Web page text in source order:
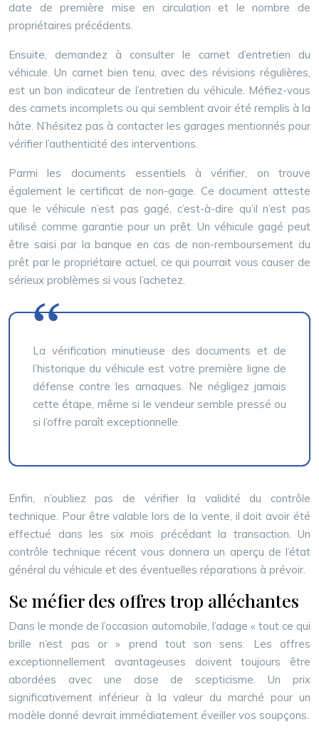
date de première mise en circulation et le nombre de
propriétaires précédents.
Ensuite, demandez à consulter le carnet d’entretien du
véhicule. Un carnet bien tenu, avec des révisions régulières,
est un bon indicateur de l’entretien du véhicule. Méfiez-vous
des carnets incomplets ou qui semblent avoir été remplis à la
hâte. N’hésitez pas à contacter les garages mentionnés pour
vérifier l’authenticité des interventions.
Parmi les documents essentiels à vérifier, on trouve
également le certificat de non-gage. Ce document atteste
que le véhicule n’est pas gagé, c’est-à-dire qu’il n’est pas
utilisé comme garantie pour un prêt. Un véhicule gagé peut
être saisi par la banque en cas de non-remboursement du
prêt par le propriétaire actuel, ce qui pourrait vous causer de
sérieux problèmes si vous l’achetez.
La vérification minutieuse des documents et de
l’historique du véhicule est votre première ligne de
défense contre les arnaques. Ne négligez jamais
cette étape, même si le vendeur semble pressé ou
si l’offre paraît exceptionnelle.
Enfin, n’oubliez pas de vérifier la validité du contrôle
technique. Pour être valable lors de la vente, il doit avoir été
effectué dans les six mois précédant la transaction. Un
contrôle technique récent vous donnera un aperçu de l’état
général du véhicule et des éventuelles réparations à prévoir.
Se méfier des offres trop alléchantes
Dans le monde de l’occasion automobile, l’adage « tout ce qui
brille n’est pas or » prend tout son sens. Les offres
exceptionnellement avantageuses doivent toujours être
abordées avec une dose de scepticisme. Un prix
significativement inférieur à la valeur du marché pour un
modèle donné devrait immédiatement éveiller vos soupçons.